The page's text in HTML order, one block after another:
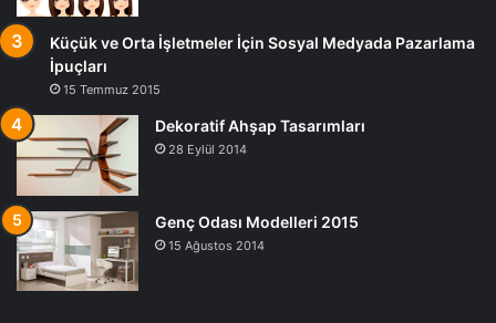
Küçük ve Orta İşletmeler İçin Sosyal Medyada Pazarlama
İpuçları
15 Temmuz 2015
Dekoratif Ahşap Tasarımları
28 Eylül 2014
Genç Odası Modelleri 2015
15 Ağustos 2014